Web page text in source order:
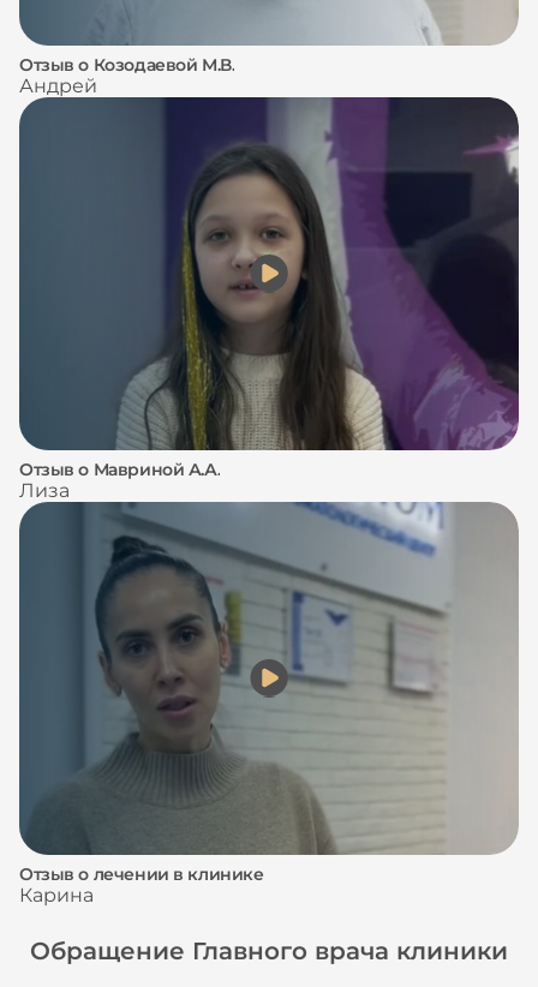
Отзыв о Козодаевой М.В.
Андрей
Отзыв о Мавриной А.А.
Лиза
Отзыв о лечении в клинике
Карина
Обращение Главного врача клиники